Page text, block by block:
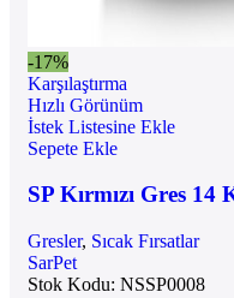
-17%
Karşılaştırma
Hızlı Görünüm
İstek Listesine Ekle
Sepete Ekle
SP Kırmızı Gres
Gresler, Sıcak Fırsatlar
SarPet
Stok Kodu: NSSP0008